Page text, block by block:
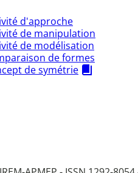
d'approche
de manipulation
de modélisation
de formes
de symétrie